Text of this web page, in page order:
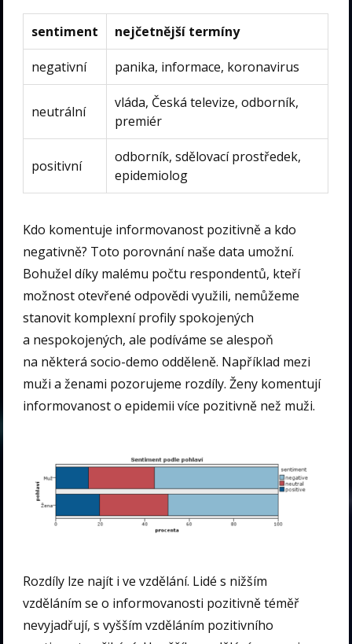
sentiment nejčetnější termíny
negativní panika, informace, koronavirus
neutrální
vláda, Česká televize, odborník,
premiér
positivní
odborník, sdělovací prostředek,
epidemiolog
Kdo komentuje informovanost pozitivně a kdo
negativně? Toto porovnání naše data umožní.
Bohužel díky malému počtu respondentů, kteří
možnost otevřené odpovědi využili, nemůžeme
stanovit komplexní profily spokojených
a nespokojených, ale podíváme se alespoň
na některá socio-demo odděleně. Například mezi
muži a ženami pozorujeme rozdíly. Ženy komentují
informovanost o epidemii více pozitivně než muži.
Rozdíly lze najít i ve vzdělání. Lidé s nižším
vzděláním se o informovanosti pozitivně téměř
nevyjadřují, s vyšším vzděláním pozitivního